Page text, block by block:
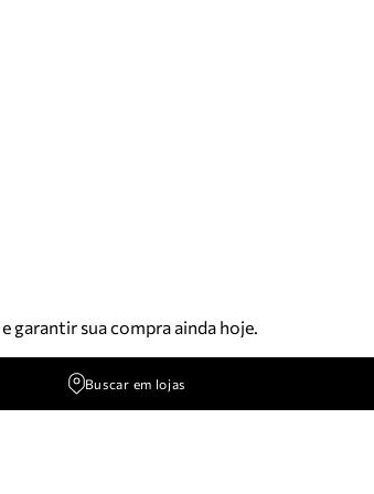
e garantir sua compra ainda hoje.
Buscar em lojas